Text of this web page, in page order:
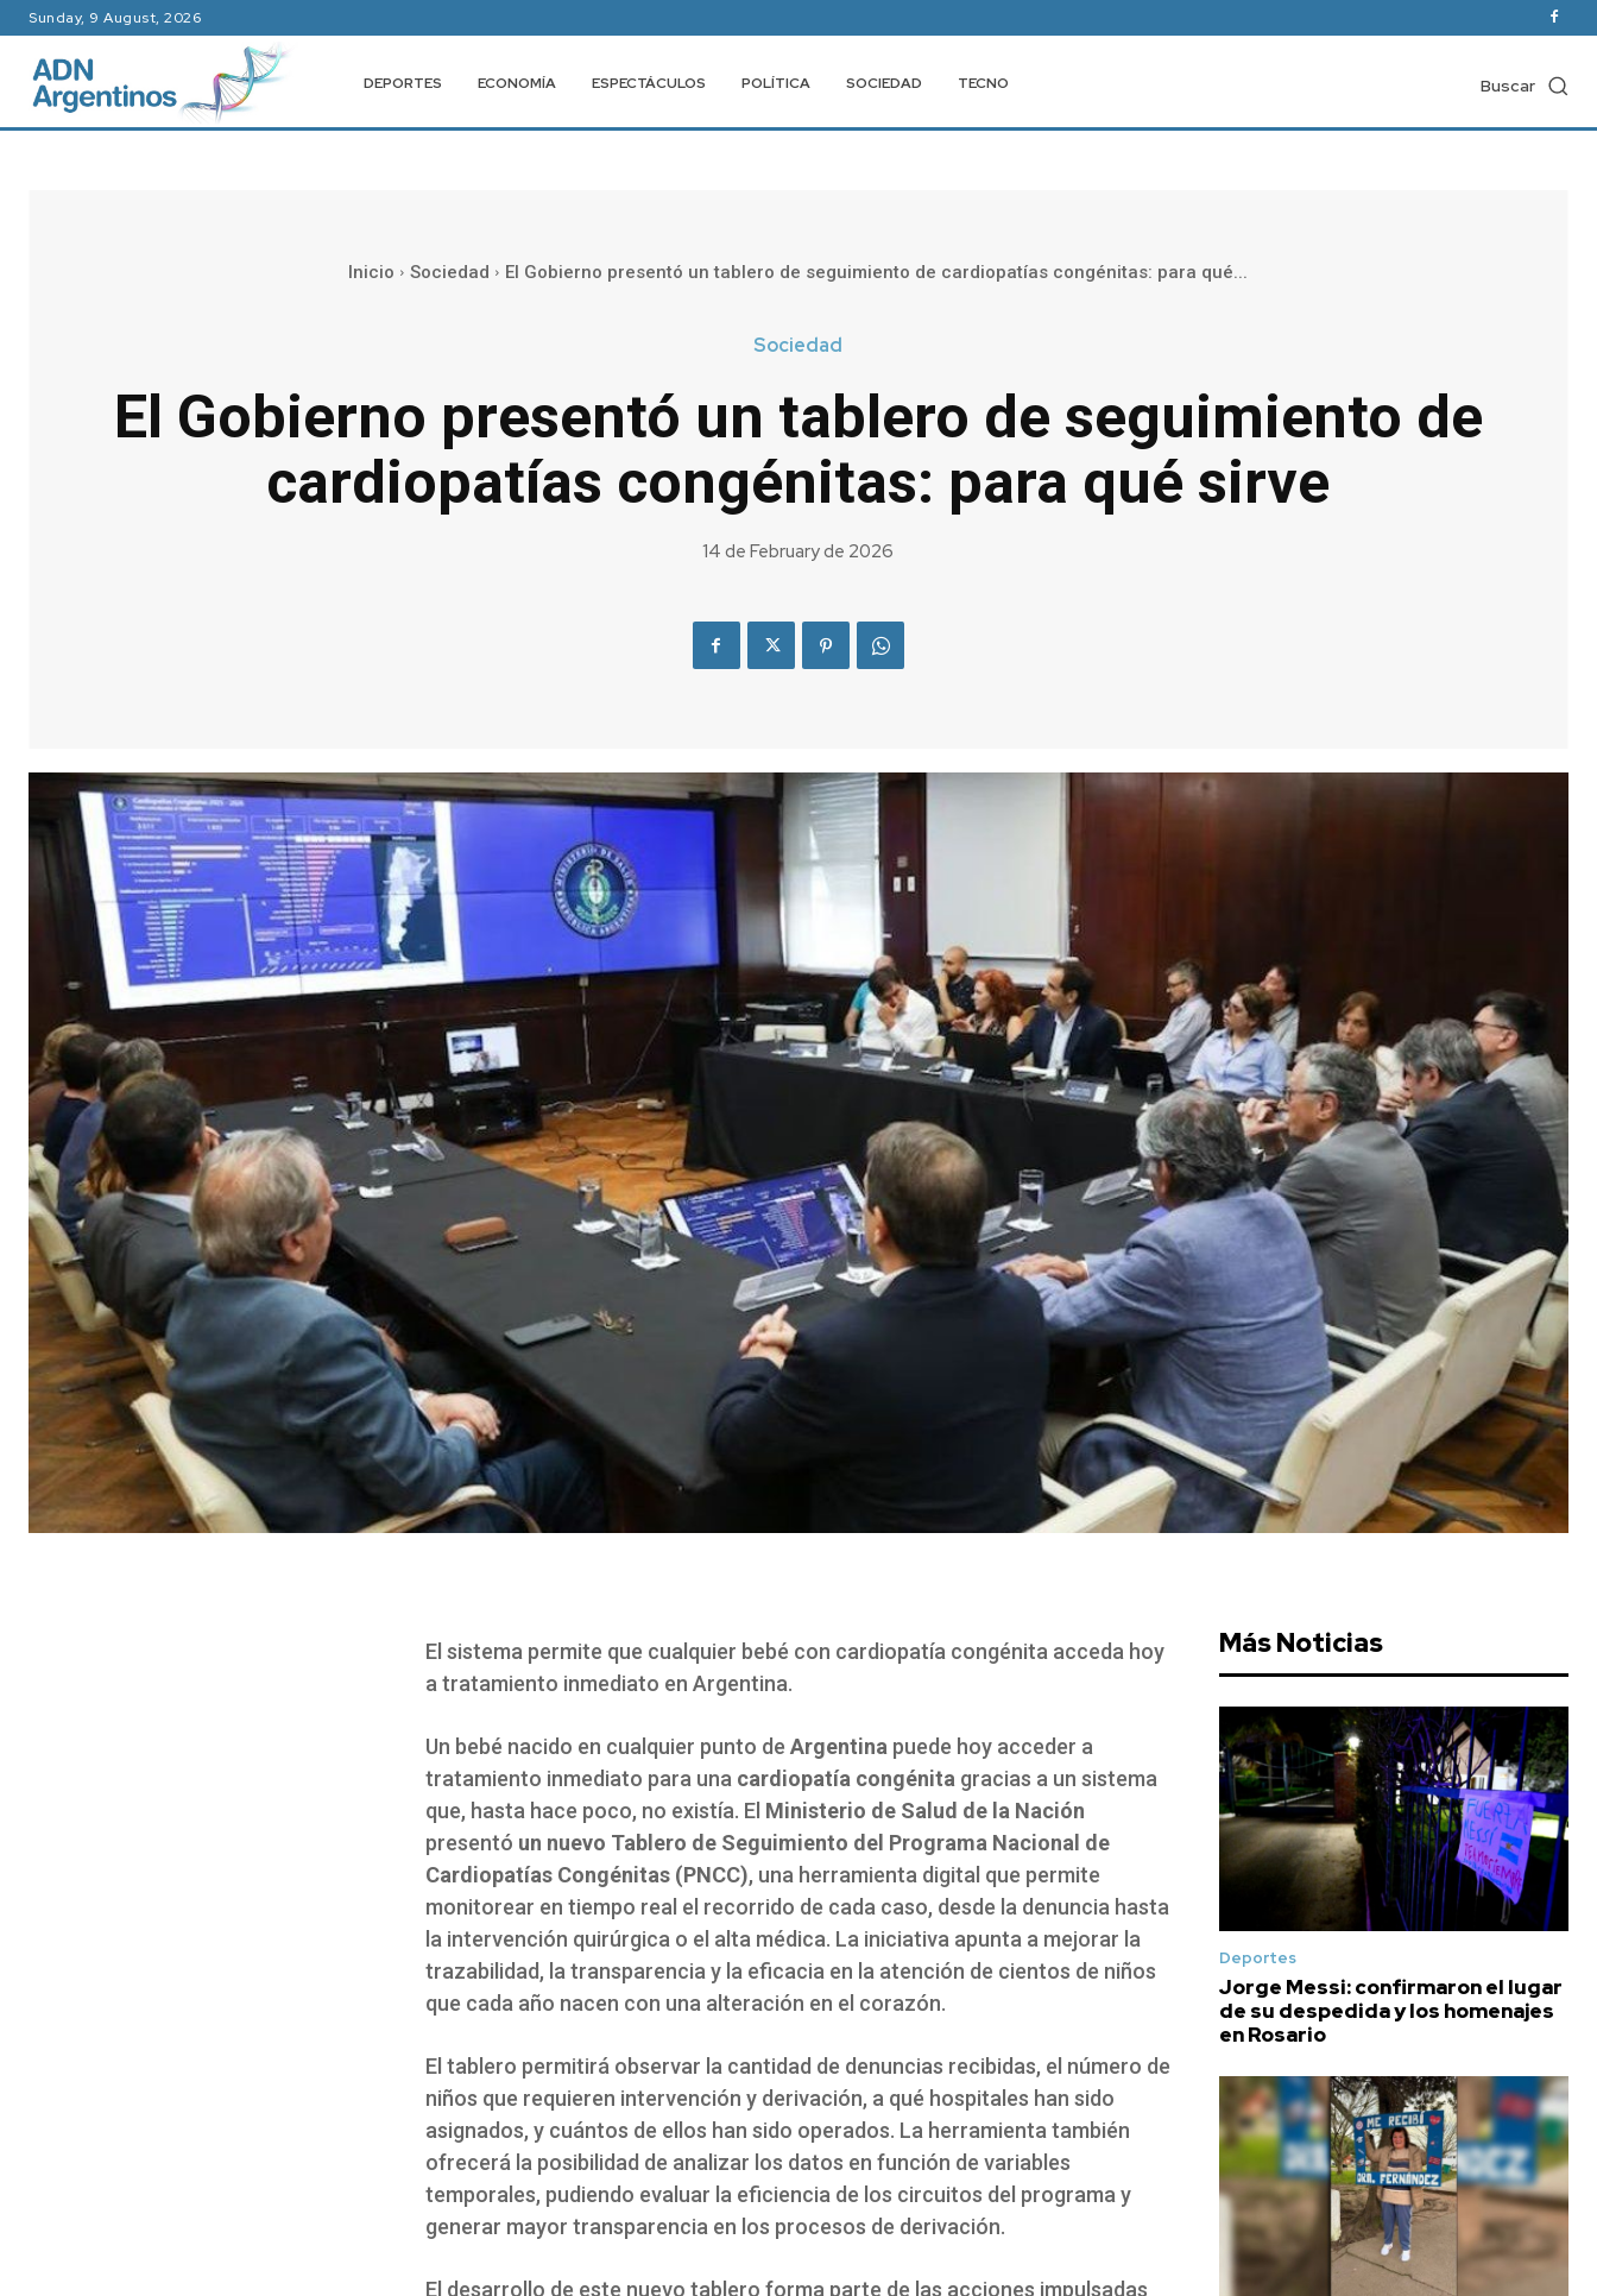
Sunday, 9 August, 2026
DEPORTES ECONOMÍA ESPECTÁCULOS POLÍTICA SOCIEDAD TECNO Buscar
Inicio Sociedad El Gobierno presentó un tablero de seguimiento de cardiopatías congénitas: para qué...
Sociedad
El Gobierno presentó un tablero de seguimiento de
cardiopatías congénitas: para qué sirve
14 de February de 2026
El sistema permite que cualquier bebé con cardiopatía congénita acceda hoy
a tratamiento inmediato en Argentina.
Un bebé nacido en cualquier punto de Argentina puede hoy acceder a
tratamiento inmediato para una cardiopatía congénita gracias a un sistema
que, hasta hace poco, no existía. El Ministerio de Salud de la Nación
presentó un nuevo Tablero de Seguimiento del Programa Nacional de
Cardiopatías Congénitas (PNCC), una herramienta digital que permite
monitorear en tiempo real el recorrido de cada caso, desde la denuncia hasta
la intervención quirúrgica o el alta médica. La iniciativa apunta a mejorar la
trazabilidad, la transparencia y la eficacia en la atención de cientos de niños
que cada año nacen con una alteración en el corazón.
El tablero permitirá observar la cantidad de denuncias recibidas, el número de
niños que requieren intervención y derivación, a qué hospitales han sido
asignados, y cuántos de ellos han sido operados. La herramienta también
ofrecerá la posibilidad de analizar los datos en función de variables
temporales, pudiendo evaluar la eficiencia de los circuitos del programa y
generar mayor transparencia en los procesos de derivación.
El desarrollo de este nuevo tablero forma parte de las acciones impulsadas
Más Noticias
Deportes
Jorge Messi: confirmaron el lugar
de su despedida y los homenajes
en Rosario